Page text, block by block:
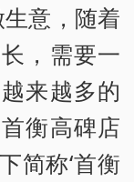
意，随着
，需要一
来越多的
衡高碑店
简称‘首衡